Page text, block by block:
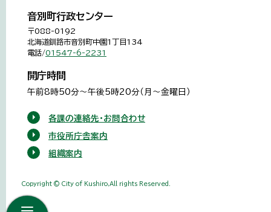
音別町行政センター
〒088-0192
北海道釧路市音別町中園1丁目134
電話/01547-6-2231
開庁時間
午前8時50分～午後5時20分（月～金曜日）
各課の連絡先・お問合わせ
市役所庁舎案内
組織案内
Copyright © City of Kushiro,All rights Reserved.